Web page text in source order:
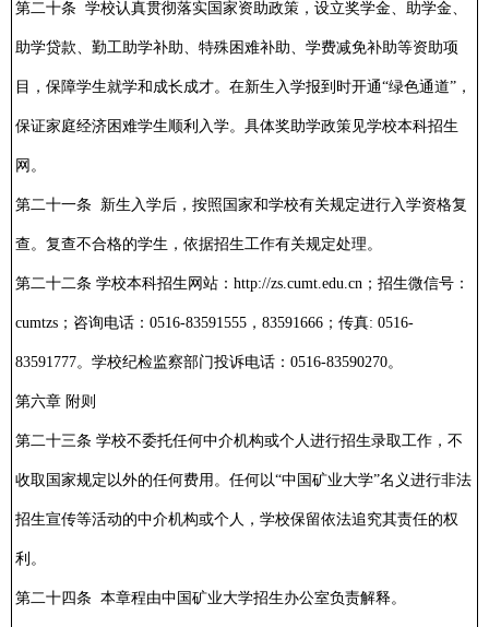
第二十条 学校认真贯彻落实国家资助政策，设立奖学金、助学金、
助学贷款、勤工助学补助、特殊困难补助、学费减免补助等资助项
目，保障学生就学和成长成才。在新生入学报到时开通“绿色通道”，
保证家庭经济困难学生顺利入学。具体奖助学政策见学校本科招生
网。
第二十一条 新生入学后，按照国家和学校有关规定进行入学资格复
查。复查不合格的学生，依据招生工作有关规定处理。
第二十二条 学校本科招生网站：http://zs.cumt.edu.cn；招生微信号：
cumtzs；咨询电话：0516-83591555，83591666；传真: 0516-
83591777。学校纪检监察部门投诉电话：0516-83590270。
第六章 附则
第二十三条 学校不委托任何中介机构或个人进行招生录取工作，不
收取国家规定以外的任何费用。任何以“中国矿业大学”名义进行非法
招生宣传等活动的中介机构或个人，学校保留依法追究其责任的权
利。
第二十四条 本章程由中国矿业大学招生办公室负责解释。